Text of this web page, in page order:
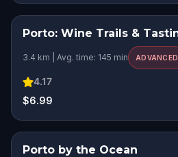
Porto: Wine Trails &
3.4 km | Avg. time: 145 min ADVANCED
4.17
$6.99
Porto by the Ocean